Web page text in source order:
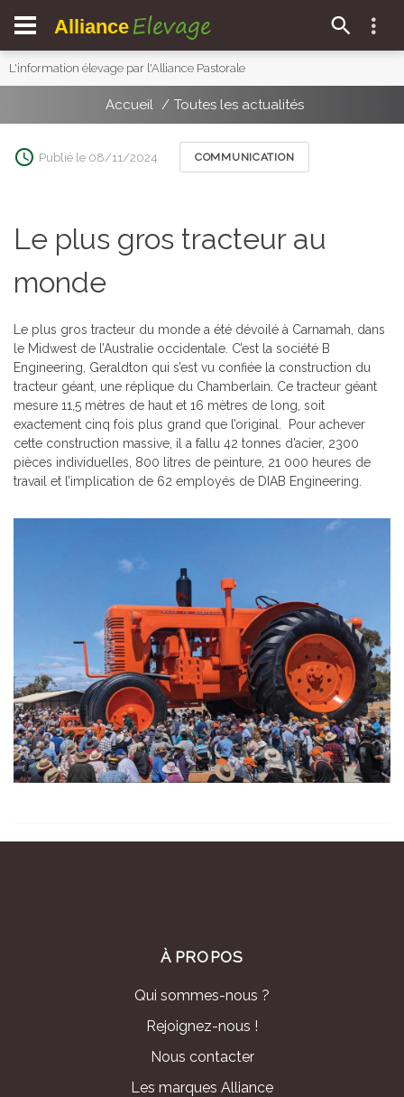
Alliance Elevage
L'information élevage par l'Alliance Pastorale
Accueil Toutes les actualités
Publié le 08/11/2024 COMMUNICATION
Le plus gros tracteur au
monde
Le plus gros tracteur du monde a été dévoilé à Carnamah, dans
le Midwest de l’Australie occidentale. C’est la société B
Engineering, Geraldton qui s’est vu confiée la construction du
tracteur géant, une réplique du Chamberlain. Ce tracteur géant
mesure 11,5 mètres de haut et 16 mètres de long, soit
exactement cinq fois plus grand que l’original. Pour achever
cette construction massive, il a fallu 42 tonnes d’acier, 2300
pièces individuelles, 800 litres de peinture, 21 000 heures de
travail et l’implication de 62 employés de DIAB Engineering.
À PROPOS
Qui sommes-nous ?
Rejoignez-nous !
Nous contacter
Les marques Alliance